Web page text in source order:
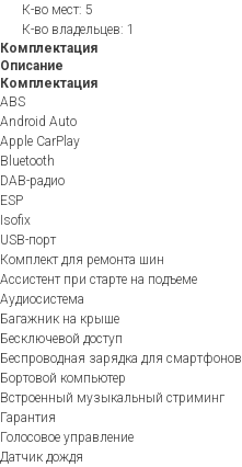
К-во мест: 5
К-во владельцев: 1
Комплектация
Описание
Комплектация
ABS
Android Auto
Apple CarPlay
Bluetooth
DAB-радио
ESP
Isofix
USB-порт
Комплект для ремонта шин
Ассистент при старте на подъеме
Аудиосистема
Багажник на крыше
Бесключевой доступ
Беспроводная зарядка для смартфонов
Бортовой компьютер
Встроенный музыкальный стриминг
Гарантия
Голосовое управление
Датчик дождя